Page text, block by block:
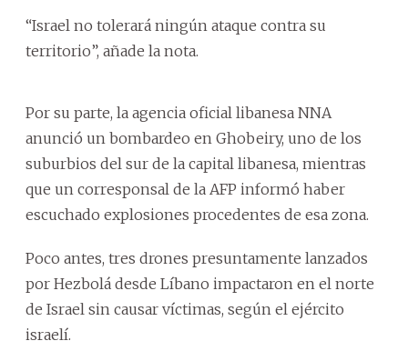
“Israel no tolerará ningún ataque contra su
territorio”, añade la nota.
Por su parte, la agencia oficial libanesa NNA
anunció un bombardeo en Ghobeiry, uno de los
suburbios del sur de la capital libanesa, mientras
que un corresponsal de la AFP informó haber
escuchado explosiones procedentes de esa zona.
Poco antes, tres drones presuntamente lanzados
por Hezbolá desde Líbano impactaron en el norte
de Israel sin causar víctimas, según el ejército
israelí.